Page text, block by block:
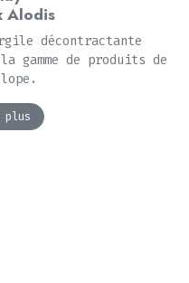
Alodis
décontractante
gamme de produits de
plus